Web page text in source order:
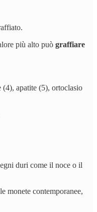
più alto può graffiare
apatite (5), ortoclasio
duri come il noce o il
monete contemporanee,